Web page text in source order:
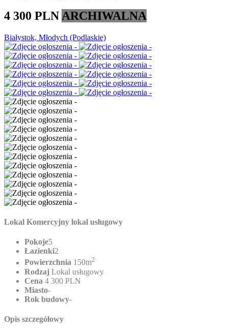
4 300 PLN ARCHIWALNA
Białystok, Młodych (Podlaskie)
Lokal Komercyjny lokal usługowy
Pokoje5
Łazienki2
Powierzchnia 150m2
Rodzaj Lokal usługowy
Cena 4 300 PLN
Miasto-
Rok budowy-
Opis szczegółowy